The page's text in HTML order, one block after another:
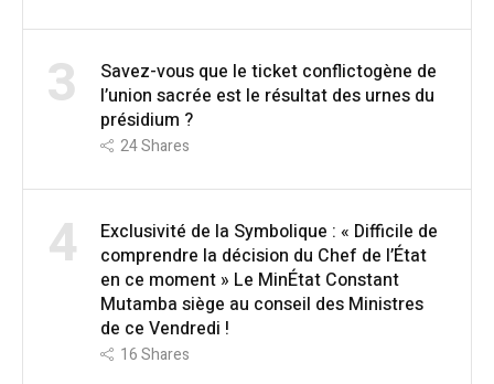
3
Savez-vous que le ticket conflictogène de
l’union sacrée est le résultat des urnes du
présidium ?
24Shares
4
Exclusivité de la Symbolique : « Difficile de
comprendre la décision du Chef de l’État
en ce moment » Le MinÉtat Constant
Mutamba siège au conseil des Ministres
de ce Vendredi !
16Shares